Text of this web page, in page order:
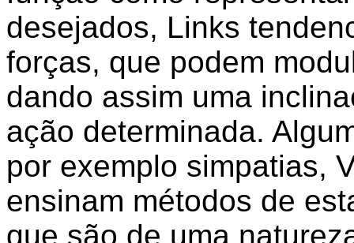
desejados, Links
forças, que podem
dando assim uma
ação determinada.
por exemplo simpatias,
ensinam métodos de
que são de uma